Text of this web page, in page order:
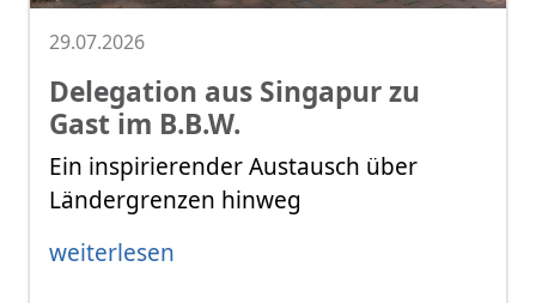
29.07.2026
Delegation aus Singapur zu
Gast im B.B.W.
Ein inspirierender Austausch über
Ländergrenzen hinweg
weiterlesen